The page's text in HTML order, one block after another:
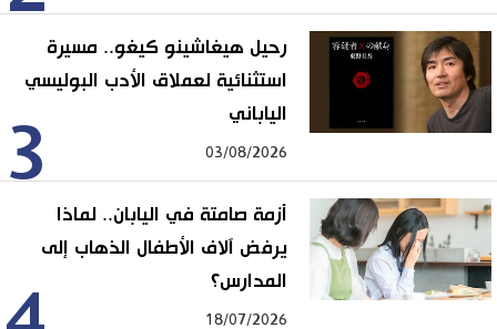
3
رحيل هيغاشينو كيغو.. مسيرة
استثنائية لعملاق الأدب البوليسي
الياباني
03/08/2026
أزمة صامتة في اليابان.. لماذا
يرفض آلاف الأطفال الذهاب إلى
المدارس؟
18/07/2026